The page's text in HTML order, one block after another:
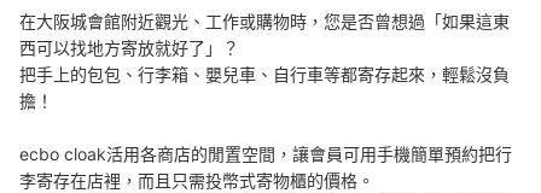
在大阪城會館附近觀光、工作或購物時，您是否曾想過「如果這東
西可以找地方寄放就好了」？
把手上的包包、行李箱、嬰兒車、自行車等都寄存起來，輕鬆沒負
擔！
ecbo cloak活用各商店的閒置空間，讓會員可用手機簡單預約把行
李寄存在店裡，而且只需投幣式寄物櫃的價格。